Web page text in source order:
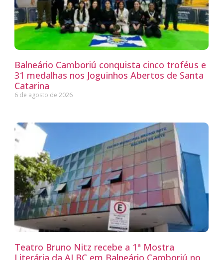
Balneário Camboriú conquista cinco troféus e
31 medalhas nos Joguinhos Abertos de Santa
Catarina
6 de agosto de 2026
Teatro Bruno Nitz recebe a 1ª Mostra
Literária da ALBC em Balneário Camboriú no